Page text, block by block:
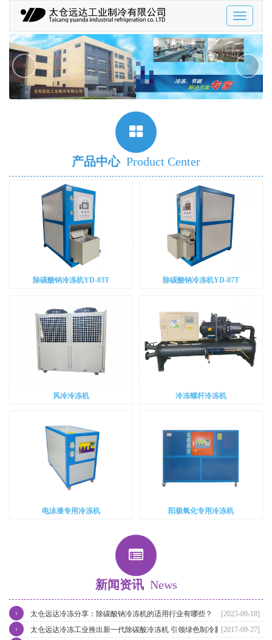
Toggle
‹ ›
产品中心 Product Center
除碳酸钠冷冻机YD-03T 除碳酸钠冷冻机YD-07T
风冷冷冻机 冷冻螺杆冷冻机
电泳漆专用冷冻机 阳极氧化专用冷冻机
新闻资讯 News
[2025-09-18]
太仓远达冷冻分享：除碳酸钠冷冻机的适用行业有哪些？
›
[2017-09-27]
太仓远达冷冻工业推出新一代除碳酸冷冻机 引领绿色制冷新潮流
›